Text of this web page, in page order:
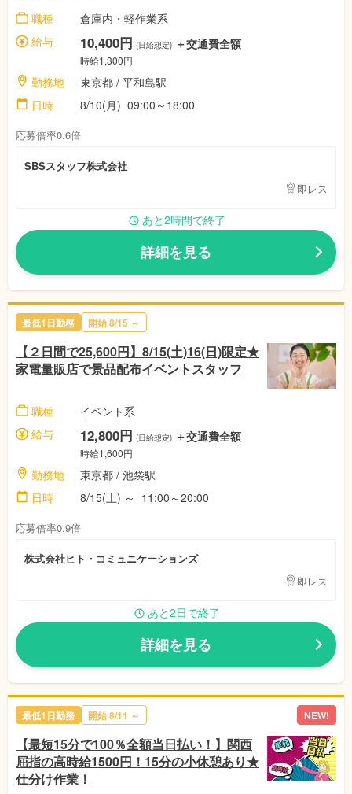
職種
倉庫内・軽作業系
給与
10,400円 (日給想定) ＋交通費全額
時給1,300円
勤務地 東京都 / 平和島駅
日時
8/10(月) 09:00～18:00
応募倍率0.6倍
SBSスタッフ株式会社
即レス
あと2時間で終了
詳細を見る
最低1日勤務 開始8/15 ～
【２日間で25,600円】8/15(土)16(日)限定★
家電量販店で景品配布イベントスタッフ
職種
イベント系
給与
12,800円 (日給想定) ＋交通費全額
時給1,600円
勤務地 東京都 / 池袋駅
日時
8/15(土) ～ 11:00～20:00
応募倍率0.9倍
株式会社ヒト・コミュニケーションズ
即レス
あと2日で終了
詳細を見る
最低1日勤務 開始8/11 ～ NEW!
【最短15分で100％全額当日払い！】関西
屈指の高時給1500円！15分の小休憩あり★
仕分け作業！